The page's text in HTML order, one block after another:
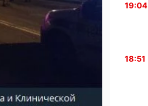
19:04
18:51